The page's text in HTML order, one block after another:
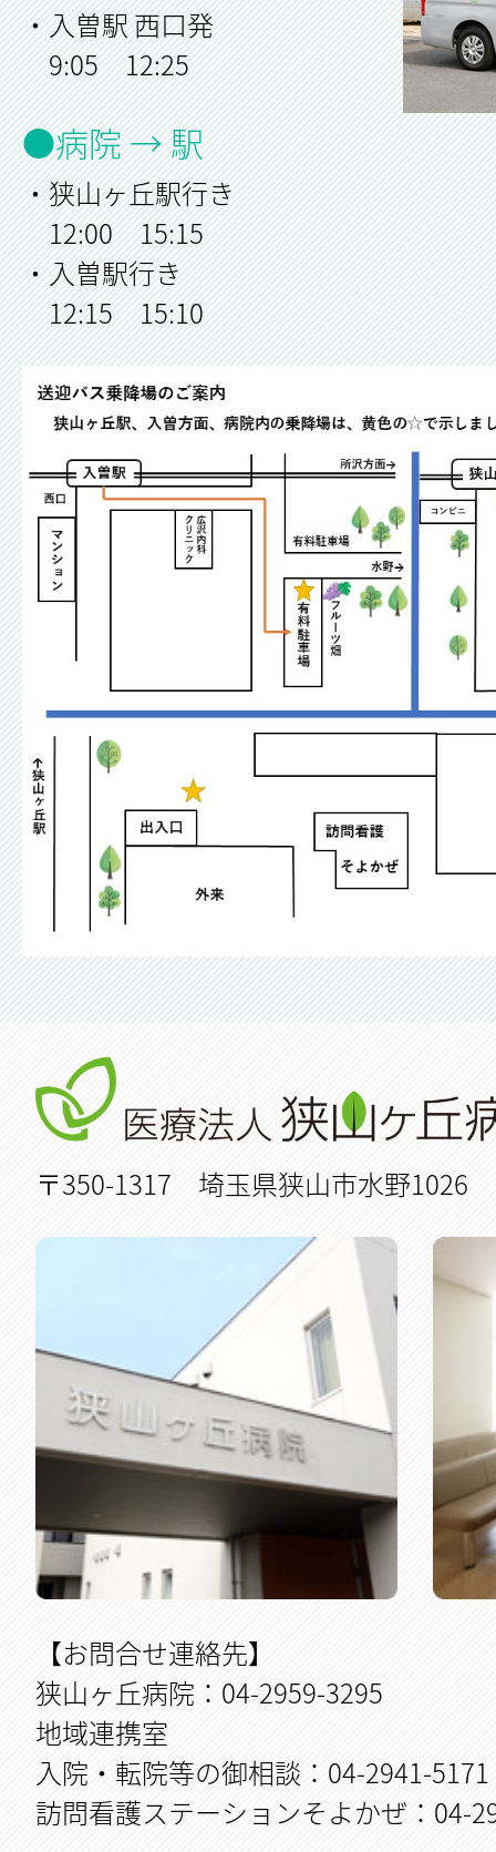
・入曽駅 西口発
9:05 12:25
●病院 → 駅
・狭山ヶ丘駅行き
12:00 15:15
・入曽駅行き
12:15 15:10
〒350-1317 埼玉県狭山市水野1026
【お問合せ連絡先】
狭山ヶ丘病院：04-2959-3295
地域連携室
入院・転院等の御相談：04-2941-5171
訪問看護ステーションそよかぜ：04-